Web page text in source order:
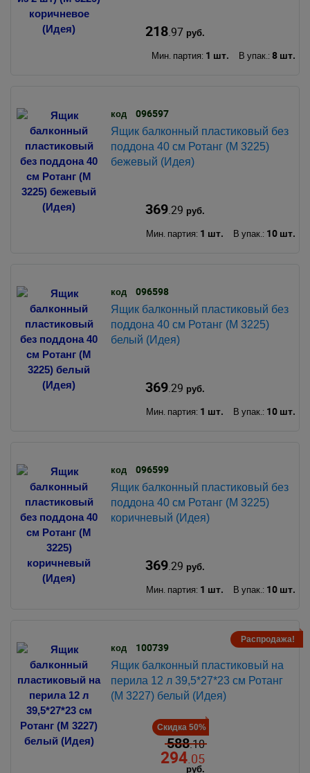
218.97 руб.
Мин. партия: 1 шт. В упак.: 8 шт.
код 096597
Ящик балконный пластиковый без
поддона 40 см Ротанг (М 3225)
бежевый (Идея)
369.29 руб.
Мин. партия: 1 шт. В упак.: 10 шт.
код 096598
Ящик балконный пластиковый без
поддона 40 см Ротанг (М 3225)
белый (Идея)
369.29 руб.
Мин. партия: 1 шт. В упак.: 10 шт.
код 096599
Ящик балконный пластиковый без
поддона 40 см Ротанг (М 3225)
коричневый (Идея)
369.29 руб.
Мин. партия: 1 шт. В упак.: 10 шт.
Распродажа!
код 100739
Ящик балконный пластиковый на
перила 12 л 39,5*27*23 см Ротанг
(М 3227) белый (Идея)
Скидка 50%
588.10
294.05
руб.